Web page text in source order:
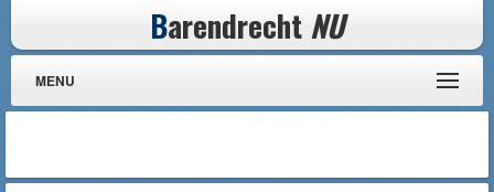
Barendrecht NU
MENU